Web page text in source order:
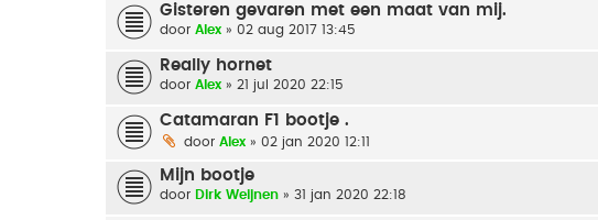
Gisteren gevaren met een maat van mij.
door Alex » 02 aug 2017 13:45
Really hornet
door Alex » 21 jul 2020 22:15
Catamaran F1 bootje .
door Alex » 02 jan 2020 12:11
Mijn bootje
door Dirk Weijnen » 31 jan 2020 22:18